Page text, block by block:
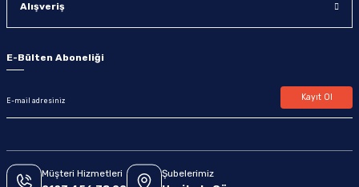
Alışveriş
E-Bülten Aboneliği
Kayıt Ol
Müşteri Hizmetleri Şubelerimiz